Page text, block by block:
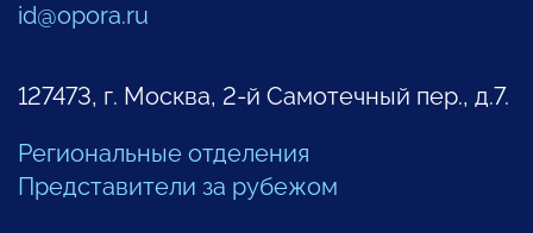
id@opora.ru
127473, г. Москва, 2-й Самотечный пер., д.7.
Региональные отделения
Представители за рубежом